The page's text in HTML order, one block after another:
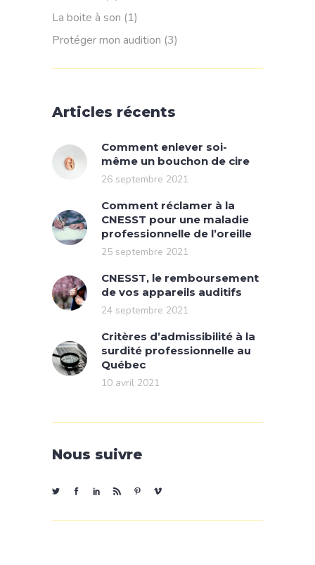
La boite à son (1)
Protéger mon audition (3)
Articles récents
Comment enlever soi-
même un bouchon de cire
26 septembre 2021
Comment réclamer à la
CNESST pour une maladie
professionnelle de l’oreille
25 septembre 2021
CNESST, le remboursement
de vos appareils auditifs
24 septembre 2021
Critères d’admissibilité à la
surdité professionnelle au
Québec
10 avril 2021
Nous suivre